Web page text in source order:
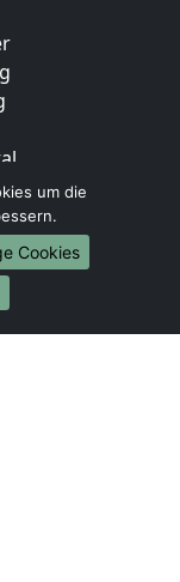
um die
Cookies